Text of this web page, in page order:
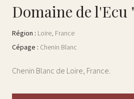
Domaine de l'Ecu
Région : Loire, France
Cépage : Chenin Blanc
Chenin Blanc de Loire, France.